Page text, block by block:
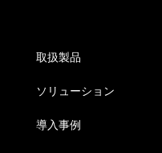
取扱製品
ソリューション
導入事例